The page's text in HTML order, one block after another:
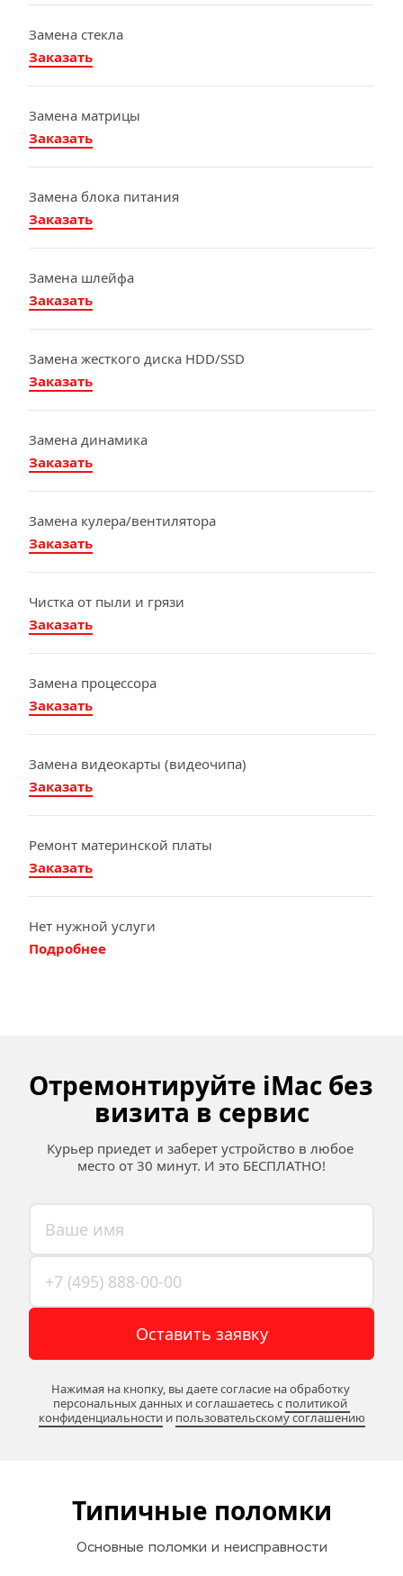
Замена стекла
Заказать
Замена матрицы
Заказать
Замена блока питания
Заказать
Замена шлейфа
Заказать
Замена жесткого диска HDD/SSD
Заказать
Замена динамика
Заказать
Замена кулера/вентилятора
Заказать
Чистка от пыли и грязи
Заказать
Замена процессора
Заказать
Замена видеокарты (видеочипа)
Заказать
Ремонт материнской платы
Заказать
Нет нужной услуги
Подробнее
Отремонтируйте iMac без
визита в сервис
Курьер приедет и заберет устройство в любое
место от 30 минут. И это БЕСПЛАТНО!
Оставить заявку
Нажимая на кнопку, вы даете согласие на обработку
персональных данных и соглашаетесь c политикой
конфиденциальности и пользовательскому соглашению
Типичные поломки
Основные поломки и неисправности